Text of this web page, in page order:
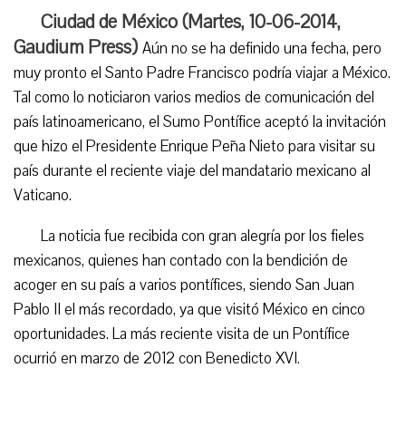
Ciudad de México (Martes, 10-06-2014,
Gaudium Press) Aún no se ha definido una fecha, pero
muy pronto el Santo Padre Francisco podría viajar a México.
Tal como lo noticiaron varios medios de comunicación del
país latinoamericano, el Sumo Pontífice aceptó la invitación
que hizo el Presidente Enrique Peña Nieto para visitar su
país durante el reciente viaje del mandatario mexicano al
Vaticano.
La noticia fue recibida con gran alegría por los fieles
mexicanos, quienes han contado con la bendición de
acoger en su país a varios pontífices, siendo San Juan
Pablo II el más recordado, ya que visitó México en cinco
oportunidades. La más reciente visita de un Pontífice
ocurrió en marzo de 2012 con Benedicto XVI.